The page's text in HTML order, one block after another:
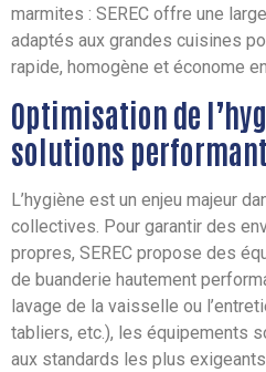
marmites : SEREC offre une
adaptés aux grandes cuisines
rapide, homogène et économe
Optimisation de
solutions
L’hygiène est un enjeu majeur
collectives. Pour garantir des
propres, SEREC propose des
de buanderie hautement
lavage de la vaisselle ou
tabliers, etc.), les équipements
aux standards les plus